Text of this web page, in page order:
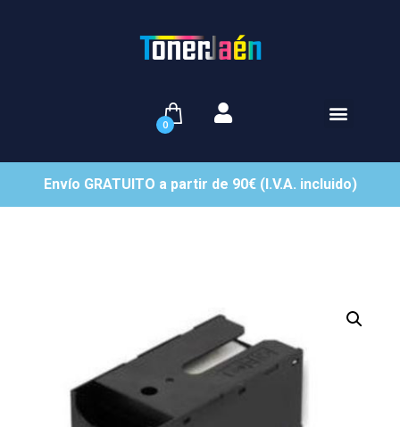
0
Envío GRATUITO a partir de 90€ (I.V.A. incluido)